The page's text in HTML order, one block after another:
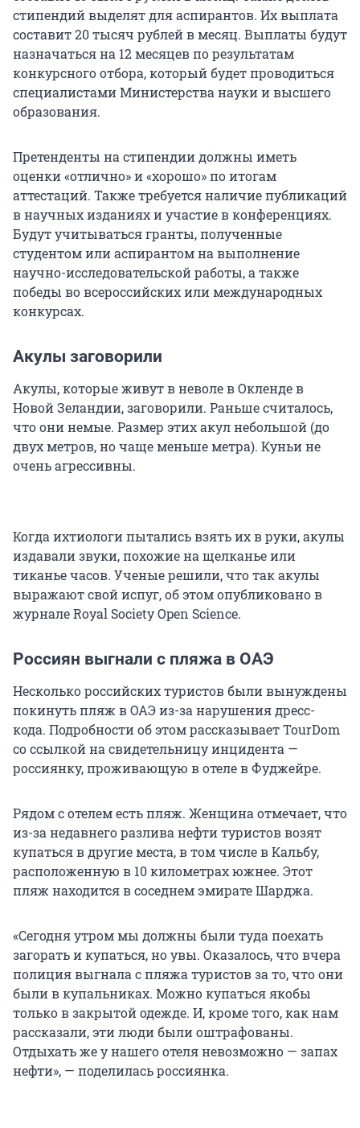
стипендий выделят для аспирантов. Их выплата
составит 20 тысяч рублей в месяц. Выплаты будут
назначаться на 12 месяцев по результатам
конкурсного отбора, который будет проводиться
специалистами Министерства науки и высшего
образования.
Претенденты на стипендии должны иметь
оценки «отлично» и «хорошо» по итогам
аттестаций. Также требуется наличие публикаций
в научных изданиях и участие в конференциях.
Будут учитываться гранты, полученные
студентом или аспирантом на выполнение
научно-исследовательской работы, а также
победы во всероссийских или международных
конкурсах.
Акулы заговорили
Акулы, которые живут в неволе в Окленде в
Новой Зеландии, заговорили. Раньше считалось,
что они немые. Размер этих акул небольшой (до
двух метров, но чаще меньше метра). Куньи не
очень агрессивны.
Когда ихтиологи пытались взять их в руки, акулы
издавали звуки, похожие на щелканье или
тиканье часов. Ученые решили, что так акулы
выражают свой испуг, об этом опубликовано в
журнале Royal Society Open Science.
Россиян выгнали с пляжа в ОАЭ
Несколько российских туристов были вынуждены
покинуть пляж в ОАЭ из-за нарушения дресс-
кода. Подробности об этом рассказывает TourDom
со ссылкой на свидетельницу инцидента —
россиянку, проживающую в отеле в Фуджейре.
Рядом с отелем есть пляж. Женщина отмечает, что
из-за недавнего разлива нефти туристов возят
купаться в другие места, в том числе в Кальбу,
расположенную в 10 километрах южнее. Этот
пляж находится в соседнем эмирате Шарджа.
«Сегодня утром мы должны были туда поехать
загорать и купаться, но увы. Оказалось, что вчера
полиция выгнала с пляжа туристов за то, что они
были в купальниках. Можно купаться якобы
только в закрытой одежде. И, кроме того, как нам
рассказали, эти люди были оштрафованы.
Отдыхать же у нашего отеля невозможно — запах
нефти», — поделилась россиянка.